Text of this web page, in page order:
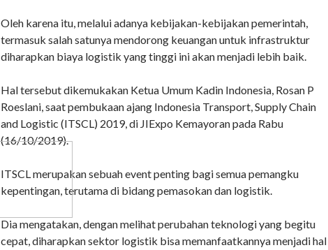
Oleh karena itu, melalui adanya kebijakan-kebijakan pemerintah,
termasuk salah satunya mendorong keuangan untuk infrastruktur
diharapkan biaya logistik yang tinggi ini akan menjadi lebih baik.
Hal tersebut dikemukakan Ketua Umum Kadin Indonesia, Rosan P
Roeslani, saat pembukaan ajang Indonesia Transport, Supply Chain
and Logistic (ITSCL) 2019, di JIExpo Kemayoran pada Rabu
(16/10/2019).
ITSCL merupakan sebuah event penting bagi semua pemangku
kepentingan, terutama di bidang pemasokan dan logistik.
Dia mengatakan, dengan melihat perubahan teknologi yang begitu
cepat, diharapkan sektor logistik bisa memanfaatkannya menjadi hal